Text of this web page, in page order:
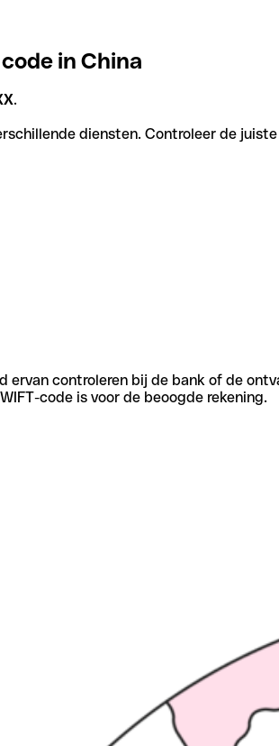
in China
.
diensten. Controleer de
controleren bij de bank of de
code is voor de beoogde rekening.